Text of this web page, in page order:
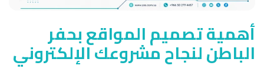
أهمية تصميم المواقع بحفر
الباطن لنجاح مشروعك الإلكتروني